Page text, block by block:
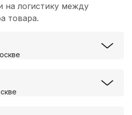
на логистику между
товара.